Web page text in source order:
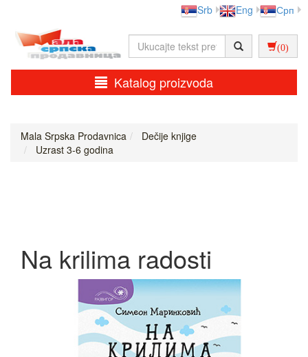
Srb Eng Срп
(0)
Katalog proizvoda
Mala Srpska Prodavnica
Dečije knjige
Uzrast 3-6 godina
Na krilima radosti